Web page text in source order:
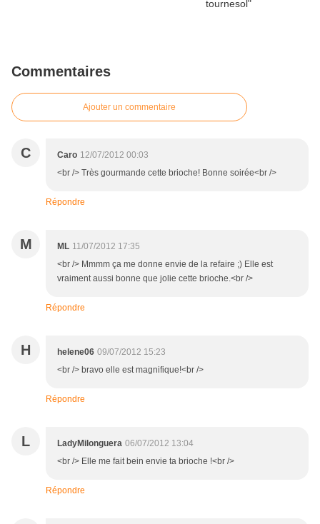
Commentaires
Ajouter un commentaire
C Caro 12/07/2012 00:03
<br /> Très gourmande cette brioche! Bonne soirée<br />
Répondre
M ML 11/07/2012 17:35
<br /> Mmmm ça me donne envie de la refaire ;) Elle est
vraiment aussi bonne que jolie cette brioche.<br />
Répondre
H helene06 09/07/2012 15:23
<br /> bravo elle est magnifique!<br />
Répondre
L LadyMilonguera 06/07/2012 13:04
<br /> Elle me fait bein envie ta brioche !<br />
Répondre